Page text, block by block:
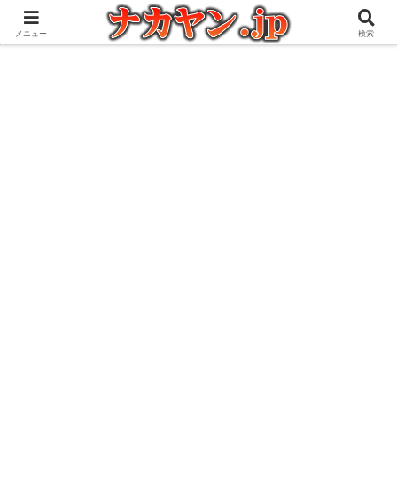
アウトドアとガジェット好きな管理人の愉快な日々を綴るブログ
メニュー 検索